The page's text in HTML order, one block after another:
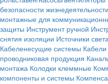
безопасности жизнедеятельности
монтажные для
защиты Инструмент ручной
снятия изоляции Источники
Кабеленесущие системы
проводниковая продукция
монтажа Колодки клеммные
компоненты и системы